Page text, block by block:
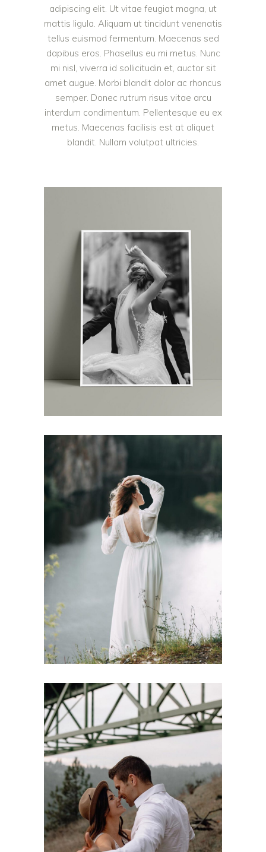
adipiscing elit. Ut vitae feugiat magna, ut
mattis ligula. Aliquam ut tincidunt venenatis
tellus euismod fermentum. Maecenas sed
dapibus eros. Phasellus eu mi metus. Nunc
mi nisl, viverra id sollicitudin et, auctor sit
amet augue. Morbi blandit dolor ac rhoncus
semper. Donec rutrum risus vitae arcu
interdum condimentum. Pellentesque eu ex
metus. Maecenas facilisis est at aliquet
blandit. Nullam volutpat ultricies.